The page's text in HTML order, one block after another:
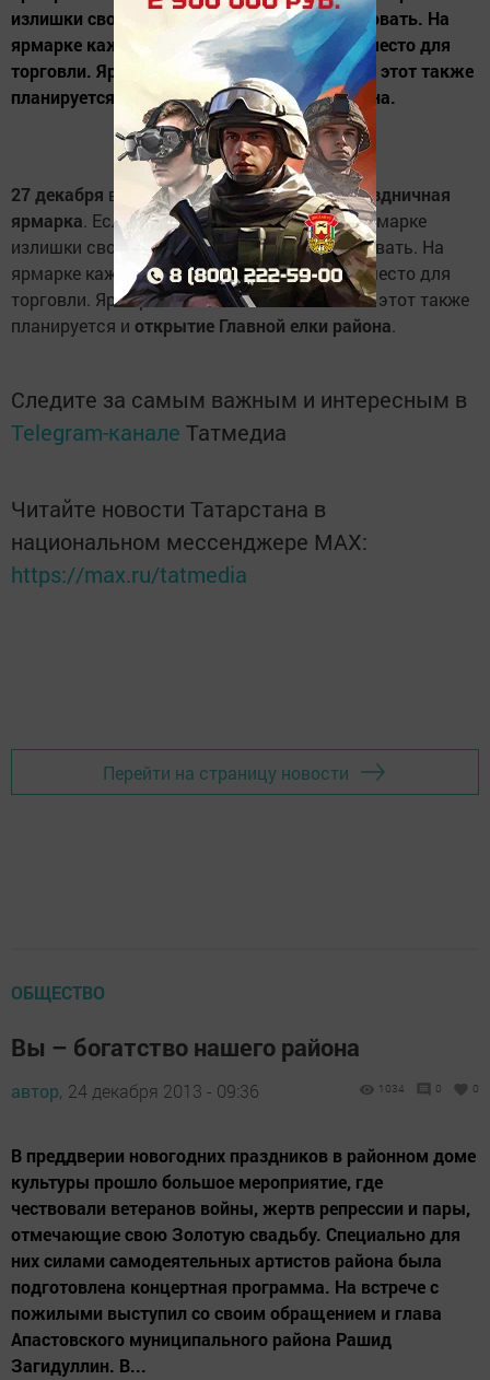
излишки своей продукции, то добро пожаловать. На
ярмарке каждому будет предоставляться место для
торговли. Ярмарка начнется в 9.00 часов. В этот также
планируется и открытие Главной елки района.
27 декабря в районном центре пройдетпраздничная
ярмарка. Если вы хотите реализовать на ярмарке
излишки своей продукции, то добро пожаловать. На
ярмарке каждому будет предоставляться место для
торговли. Ярмарка начнется в 9.00 часов. В этот также
планируется и открытие Главной елки района.
Следите за самым важным и интересным в
Telegram-канале Татмедиа
Читайте новости Татарстана в
национальном мессенджере MАХ:
https://max.ru/tatmedia
Перейти на страницу новости
ОБЩЕСТВО
Вы – богатство нашего района
автор, 24 декабря 2013 - 09:36 1034 0 0
В преддверии новогодних праздников в районном доме
культуры прошло большое мероприятие, где
чествовали ветеранов войны, жертв репрессии и пары,
отмечающие свою Золотую свадьбу. Специально для
них силами самодеятельных артистов района была
подготовлена концертная программа. На встрече с
пожилыми выступил со своим обращением и глава
Апастовского муниципального района Рашид
Загидуллин. В...